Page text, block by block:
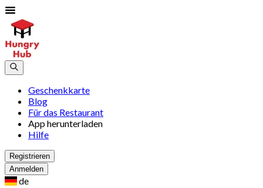
Geschenkkarte
Blog
Für das Restaurant
App herunterladen
Hilfe
Registrieren
Anmelden
de